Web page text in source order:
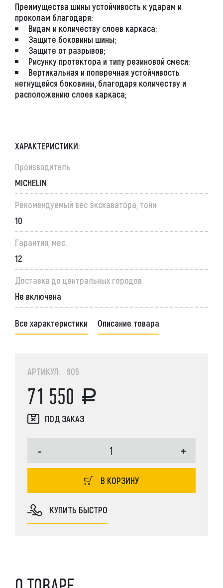
Преимущества шины устойчивость к ударам и
проколам благодаря:
Видам и количеству слоев каркаса;
Защите боковины шины;
Защите от разрывов;
Рисунку протектора и типу резиновой смеси;
Вертикальная и поперечная устойчивость
негнущейся боковины, благодаря количеству и
расположению слоев каркаса;
ХАРАКТЕРИСТИКИ:
Производитель
MICHELIN
Рекомендуемый вес экскаватора, тонн
10
Гарантия, мес.
12
Доставка до центральных городов
Не включена
Все характеристики Описание товара
АРТИКУЛ: 905
71 550
ПОД ЗАКАЗ
- +
В КОРЗИНУ
КУПИТЬ БЫСТРО